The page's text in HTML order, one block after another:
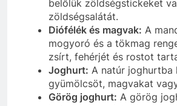
belőlük zöldségstickeket
zöldségsalátát.
Diófélék és magvak: A
mogyoró és a tökmag
zsírt, fehérjét és rostot
Joghurt: A natúr joghurtba
gyümölcsöt, magvakat
Görög joghurt: A görög